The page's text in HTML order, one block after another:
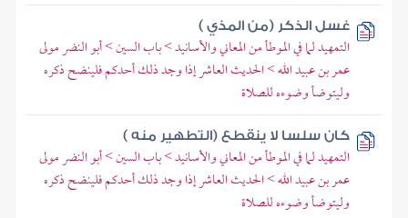
غسل الذكر (من المذي )
التمهيد لما في الموطأ من المعاني والأسانيد > باب السين > أبو النضر مولى
عمر بن عبيد الله > الحديث العاشر إذا وجد ذلك أحدكم فلينضح ذكره
وليتوضأ وضوءه للصلاة
كان سلسا لا ينقطع (التطهير منه )
التمهيد لما في الموطأ من المعاني والأسانيد > باب السين > أبو النضر مولى
عمر بن عبيد الله > الحديث العاشر إذا وجد ذلك أحدكم فلينضح ذكره
وليتوضأ وضوءه للصلاة